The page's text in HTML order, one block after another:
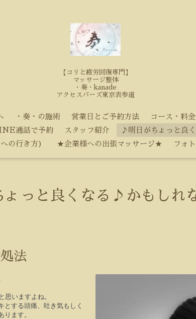
【コリと疲労回復専門】
マッサージ整体
・奏・kanade
アクセスバーズ東京表参道
・奏・の施術 営業日とご予約方法 コース・料金
通話で予約 スタッフ紹介
♪明日がちょっと良
の行き方）
★企業様への出張マッサージ★ フォ
っと良くなる♪かもしれ
法
思いますよね。
する頭痛、吐き気もしく
ます。